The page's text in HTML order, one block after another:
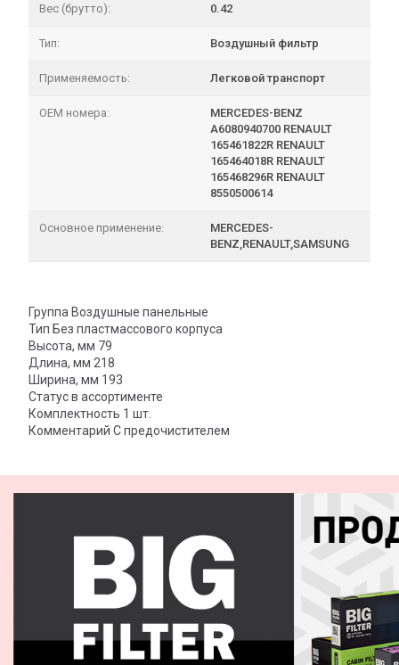
Вес (брутто): 0.42
Тип: Воздушный фильтр
Применяемость: Легковой транспорт
OEM номера:
MERCEDES-BENZ
A6080940700 RENAULT
165461822R RENAULT
165464018R RENAULT
165468296R RENAULT
8550500614
Основное применение:
MERCEDES-
BENZ,RENAULT,SAMSUNG
Группа Воздушные панельные
Тип Без пластмассового корпуса
Высота, мм 79
Длина, мм 218
Ширина, мм 193
Статус в ассортименте
Комплектность 1 шт.
Комментарий С предочистителем